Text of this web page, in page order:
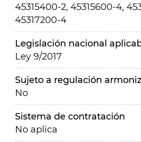
45315400-2, 45315600-4,
45317200-4
Legislación nacional
Ley 9/2017
Sujeto a regulación
No
Sistema de contratación
No aplica